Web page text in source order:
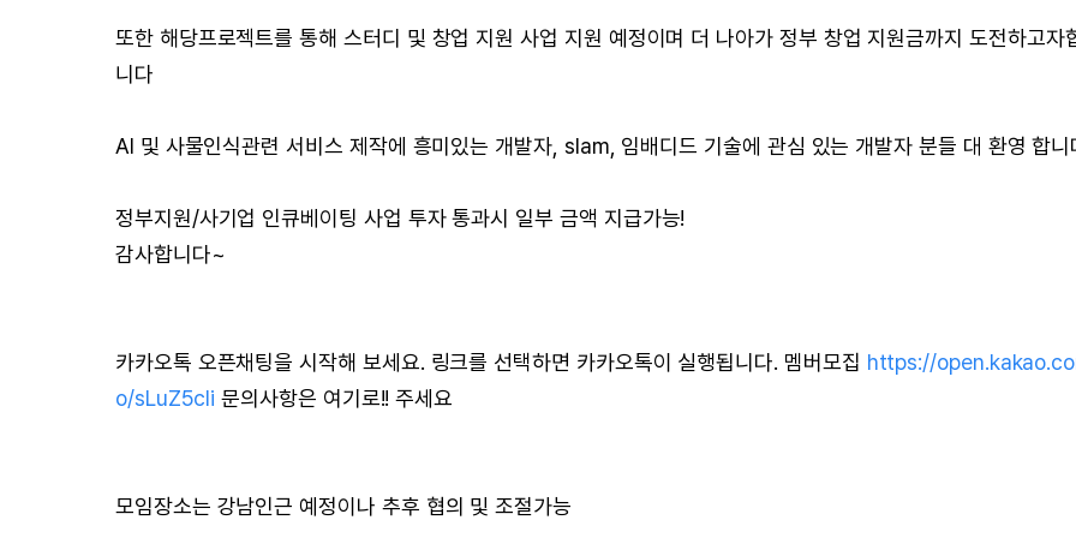
또한 해당프로젝트를 통해 스터디 및 창업 지원 사업 지원 예정이며 더 나아가 정부 창업 지원금까지 도전하고자
니다
AI 및 사물인식관련 서비스 제작에 흥미있는 개발자, slam, 임배디드 기술에 관심 있는 개발자 분들 대 환영 합니
정부지원/사기업 인큐베이팅 사업 투자 통과시 일부 금액 지급가능!
감사합니다~
카카오톡 오픈채팅을 시작해 보세요. 링크를 선택하면 카카오톡이 실행됩니다. 멤버모집 https://
o/sLuZ5cli 문의사항은 여기로!! 주세요
모임장소는 강남인근 예정이나 추후 협의 및 조절가능